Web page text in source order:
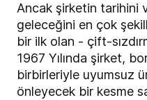
Ancak şirketin tarihini
geleceğini en çok
bir ilk olan - çift-
1967 Yılında şirket,
birbirleriyle uyumsuz
önleyecek bir kesme